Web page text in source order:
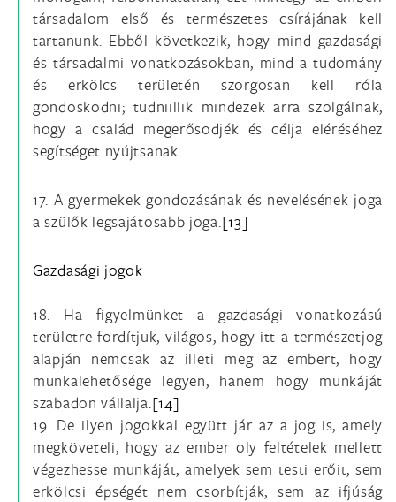
társadalom első és természetes csírájának kell
tartanunk. Ebből következik, hogy mind gazdasági
és társadalmi vonatkozásokban, mind a tudomány
és erkölcs területén szorgosan kell róla
gondoskodni; tudniillik mindezek arra szolgálnak,
hogy a család megerősödjék és célja eléréséhez
segítséget nyújtsanak.
17. A gyermekek gondozásának és nevelésének joga
a szülők legsajátosabb joga.[13]
Gazdasági jogok
18. Ha figyelmünket a gazdasági vonatkozású
területre fordítjuk, világos, hogy itt a természetjog
alapján nemcsak az illeti meg az embert, hogy
munkalehetősége legyen, hanem hogy munkáját
szabadon vállalja.[14]
19. De ilyen jogokkal együtt jár az a jog is, amely
megköveteli, hogy az ember oly feltételek mellett
végezhesse munkáját, amelyek sem testi erőit, sem
erkölcsi épségét nem csorbítják, sem az ifjúság